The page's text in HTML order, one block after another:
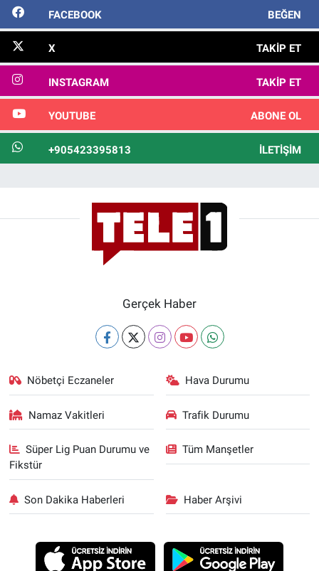
FACEBOOK BEĞEN
X TAKIP ET
INSTAGRAM TAKIP ET
YOUTUBE ABONE OL
+905423395813 İLETIŞIM
Gerçek Haber
Nöbetçi Eczaneler Hava Durumu
Namaz Vakitleri Trafik Durumu
Süper Lig Puan Durumu ve
Fikstür
Tüm Manşetler
Son Dakika Haberleri Haber Arşivi